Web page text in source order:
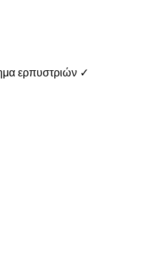
ερπυστριών ✓